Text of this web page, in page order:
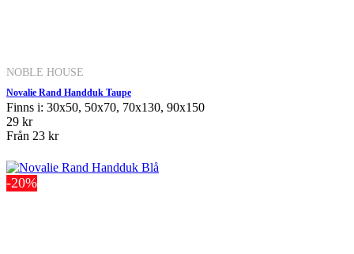
NOBLE HOUSE
Novalie Rand Handduk Taupe
Finns i: 30x50, 50x70, 70x130, 90x150
29 kr
Från 23 kr
-20%